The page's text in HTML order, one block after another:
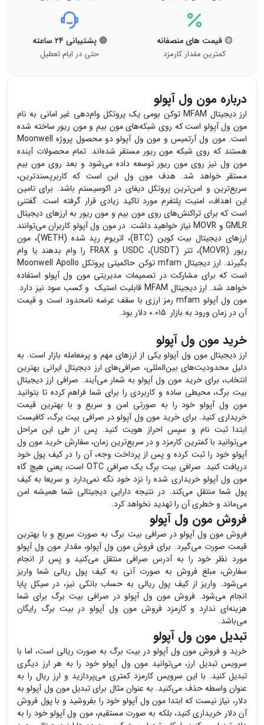
🟡 قیمت های منصفانه
کمترین مقدار کارمزد
🟢 پشتیبانی ۲۴ ساعته
حتی در ایام تعطیل
درباره مون ول آپولو
ارز دیجیتال MFAMتوکن بومی یک پروتکل وام‌دهی غیر امانی به نام
مون ول آپولو است که روی شبکه‌های مون بیم و مون ریور ساخته شده
است. مون ول آرتمیس و مون ول آپولو دو محصول پروژه Moonwell
هستند که روی شبکه مون ریور مستقر شد‌ه‌اند. تمام محصولات آینده
مون ول نیز روی مون ریور توسعه داده می‌شود و بعد روی مون بیم
مستقر خواهد شد. هدف مون ول این است که کاربرپسندترین،
سریع‌ترین و امن‌ترین پروتکل دیفای در اکوسیستم باشد. برای تامین
این اهداف، امنیت پلتفرم مورد تاکید زیادی قرار گرفته است. گفتنی
است که برای تراکنش‌های روی مون بیم و مون ریور به ارزهای دیجیتال
GMLR و MOVR نیاز خواهید داشت. در مون ول آپولو کاربران می‌توانند
ارزهای دیجیتال بیت کوین (BTC)
،‌ اتریوم رپد شده (WETH)، مون
ریور (MOVR)،
تتر (USDT)
، USDC و FRAX را وام بدهند یا وام
بگیرند. ارز دیجیتال mfam توکن حاکمیتی پروتکل Moonwell Apollo
است که برای مشارکت در تصمیمات مدیریتی مون ول آپولو استفاده
خواهد شد. ارز دیجیتال MFAM قابلیت استیک و کسب سود نیز دارد.
مون ول آپولو mfam رمز ارزی با سقف عرضه نامحدود است و قیمت
آن در زمان ورود به بازار ۰.۰۱۵ دلار بود.
خرید مون ول آپولو
ارز دیجیتال مون ول آپولو یکی از ارزهای مهم و پرمعامله بازار است. به
دلیل محدودیت‌های بین‌المللی، صرافی‌های ارز دیجیتال ایرانی بهترین
انتخاب، برای خرید مون ول آپولوبه شمار می‌آیند. صرافی ارز دیجیتال
بیت برگ، محیطی ساده و کاربردی را برای شما فراهم کرده تا بتوانید
مون ول آپولوخود را به صورتی امن و سریع و با بهترین قیمت
خریداری کنید. برای خرید مون ول آپولودر صرافی بیت برگ، کافیست
ابتدا ثبت نام و سپس احراز هویت کنید. پس از طی این مراحل
می‌توانید با کمترین کارمزد و در سریع‌ترین زمان، سفارش خرید مون ول
آپولو خود را ثبت کرده و پس از پرداخت وجه، آن را در کیف پول خود
دریافت کنید. صرافی بیت برگ یک صرافی OTC است، یعنی هیچ گاه
مون ول آپولو خریداری شده را نزد خود نگه نمی‌دارد و سریعا به کیف
پول شما منتقل می‌کند. در نتیجه دارایی دیجیتالی شما همیشه امن
می‌ماند و خطری آن را تهدید نخواهد کرد.
فروش مون ول آپولو
فروشمون ول آپولو در صرافی بیت برگ به صورت سریع و با بهترین
قیمت صورت می‌گیرد. برای فروش مون ول آپولو، مقدار مون ول آپولو
مورد نظر خود را به آدرس صرافی منتقل می‌کنید و پس از انجام
سفارش، مبلغ فروش به صورت آنی به کیف پول ریالی شما واریز
می‌شود. واریز از کیف پول ریالی به حساب بانکی نیز، در سیکل پایا
انجام می‌شود. فروش مون ول آپولو در صرافی بیت برگ برای شما
هزینه‌ای ندارد و کارمزد فروشمون ول آپولودر بیت برگ رایگان
می‌باشد.
تبدیل مون ول آپولو
خرید و فروش مون ول آپولو در بیت برگ به صورت ریالی است، اما با
سرویس تبدیل ارز، می‌توانید مون ول آپولو خود را به هر ارز دیگری
تبدیل کنید. با این سرویس کارمزد کمتری می‌پردازید و ارز ریال را به
عنوان واسطه حذف می‌کنید. به عنوان مثال برای تبدیلمون ول آپولوبه
دلار، نیاز نیست که ابتدا مون ول آپولو خود را بفروشید و با پول فروش
آن دلار خریداری کنید، بلکه به صورت مستقیم،مون ول آپولوخود را به